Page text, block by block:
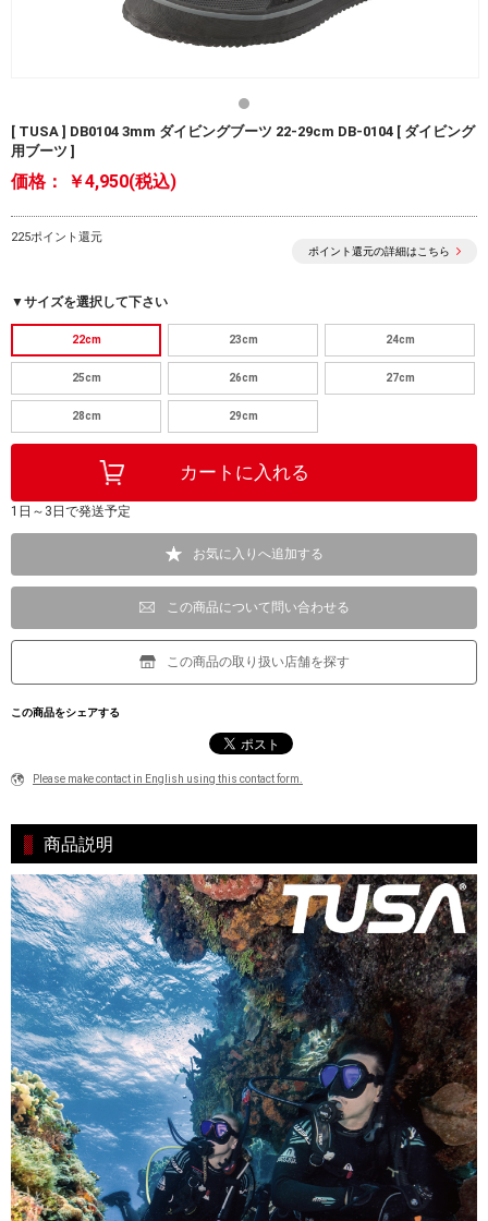
[ TUSA ] DB0104 3mm ダイビングブーツ 22-29cm DB-0104 [ ダイビング
用ブーツ ]
価格： ￥4,950(税込)
225ポイント還元
ポイント還元の詳細はこちら
▼サイズを選択して下さい
22cm 23cm 24cm
25cm 26cm 27cm
28cm 29cm
1日～3日で発送予定
お気に入りへ追加する
この商品について問い合わせる
この商品の取り扱い店舗を探す
この商品をシェアする
Please make contact in English using this contact form.
商品説明